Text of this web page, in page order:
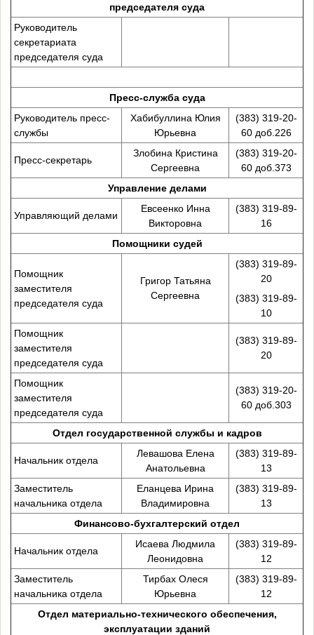
председателя суда
Руководитель
секретариата
председателя суда
Пресс-служба суда
Руководитель пресс-
службы
Хабибуллина Юлия
Юрьевна
(383) 319-20-
60 доб.226
Пресс-секретарь
Злобина Кристина
Сергеевна
(383) 319-20-
60 доб.373
Управление делами
Управляющий делами
Евсеенко Инна
Викторовна
(383) 319-89-
16
Помощники судей
Помощник
заместителя
председателя суда
Григор Татьяна
Сергеевна
(383) 319-89-
20
(383) 319-89-
10
Помощник
заместителя
председателя суда
(383) 319-89-
20
Помощник
заместителя
председателя суда
(383) 319-20-
60 доб.303
Отдел государственной службы и кадров
Начальник отдела
Левашова Елена
Анатольевна
(383) 319-89-
13
Заместитель
начальника отдела
Еланцева Ирина
Владимировна
(383) 319-89-
13
Финансово-бухгалтерский отдел
Начальник отдела
Исаева Людмила
Леонидовна
(383) 319-89-
12
Заместитель
начальника отдела
Тирбах Олеся
Юрьевна
(383) 319-89-
12
Отдел материально-технического обеспечения,
эксплуатации зданий